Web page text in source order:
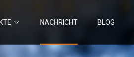
NACHRICHT BLOG